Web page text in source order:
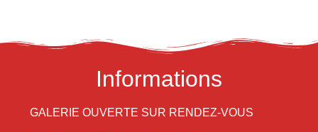
Informations
GALERIE OUVERTE SUR RENDEZ-VOUS